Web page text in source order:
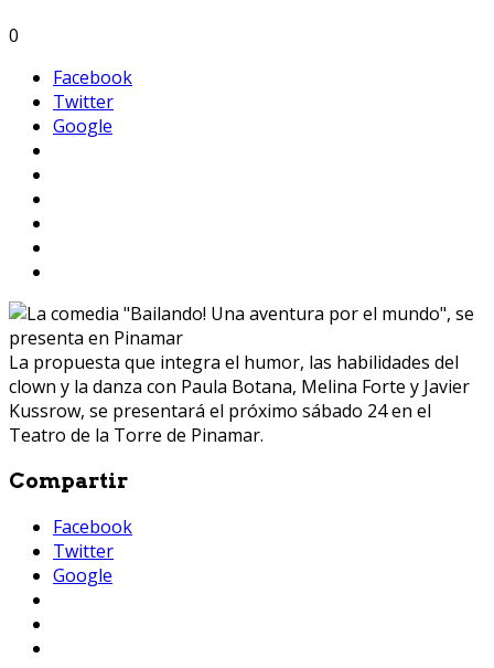
0
Facebook
Twitter
Google
La propuesta que integra el humor, las habilidades del
clown y la danza con Paula Botana, Melina Forte y Javier
Kussrow, se presentará el próximo sábado 24 en el
Teatro de la Torre de Pinamar.
Compartir
Facebook
Twitter
Google